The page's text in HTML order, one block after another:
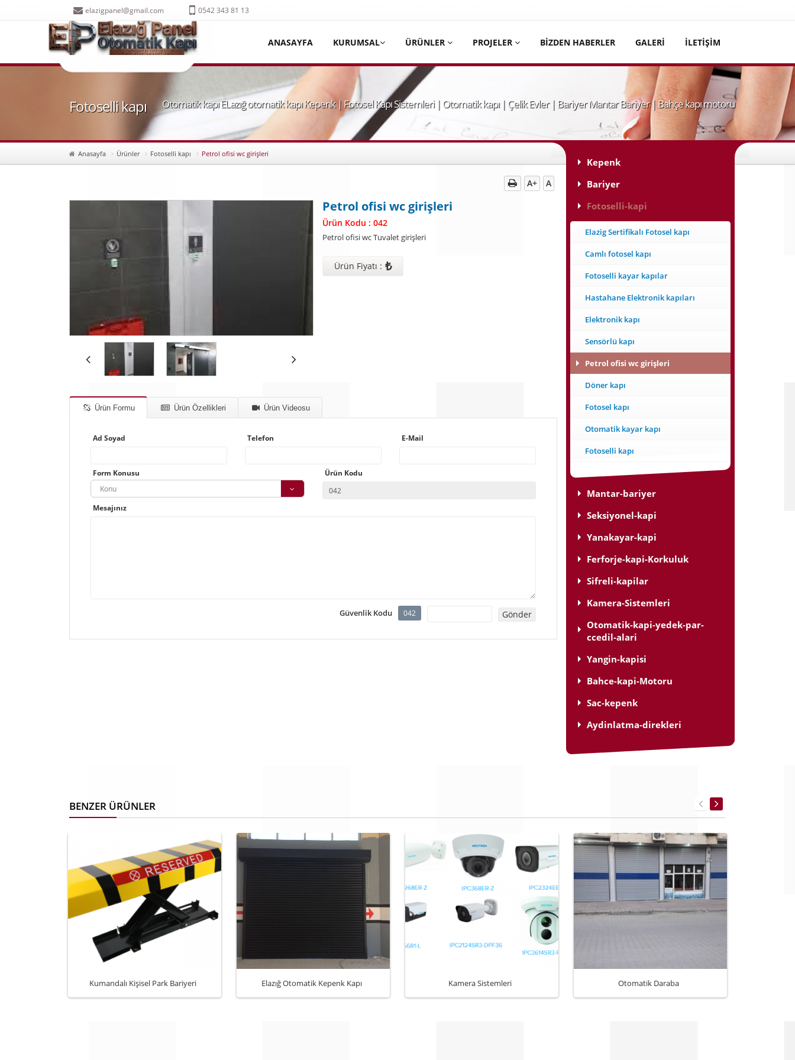
elazigpanel@gmail.com 0542 343 81 13
ANASAYFA KURUMSAL ÜRÜNLER PROJELER BİZDEN HABERLER GALERİ İLETİŞİM
Fotoselli kapı Otomatik kapı ELazığ otomatik kapı Kepenk | Fotosel Kapı Sistemleri | Otomatik kapı | Çelik Evler | Bariyer Mantar Bariyer | Bahçe kapı motoru
Anasayfa Ürünler Fotoselli kapı Petrol ofisi wc girişleri
A+ A
Petrol ofisi wc girişleri
Ürün Kodu : 042
Petrol ofisi wc Tuvalet girişleri
Ürün Fiyatı : ₺
Ürün Formu Ürün Özellikleri Ürün Videosu
Ad Soyad Telefon E-Mail
Form Konusu
Konu
Ürün Kodu
Mesajınız
Güvenlik Kodu 042
Kepenk
Bariyer
Fotoselli-kapi
Elazig Sertifikalı Fotosel kapı
Camlı fotosel kapı
Fotoselli kayar kapılar
Hastahane Elektronik kapıları
Elektronik kapı
Sensörlü kapı
Petrol ofisi wc girişleri
Döner kapı
Fotosel kapı
Otomatik kayar kapı
Fotoselli kapı
Mantar-bariyer
Seksiyonel-kapi
Yanakayar-kapi
Ferforje-kapi-Korkuluk
Sifreli-kapilar
Kamera-Sistemleri
Otomatik-kapi-yedek-par-
ccedil-alari
Yangin-kapisi
Bahce-kapi-Motoru
Sac-kepenk
Aydinlatma-direkleri
BENZER ÜRÜNLER
Kumandalı Kişisel Park Bariyeri Elazığ Otomatik Kepenk Kapı Kamera Sistemleri Otomatik Daraba